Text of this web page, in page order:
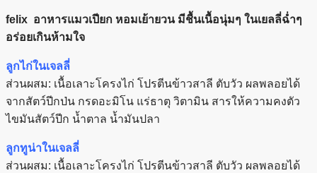
70g.*12
(1โหล)
ชิ้น
felix อาหารแมวเปียก หอมเย้ายวน มีชื้นเนื้อนุ่มๆ ในเยลลี่ฉ่ำๆ
อร่อยเกินห้ามใจ
ลูกไก่ในเจลลี่
ส่วนผสม: เนื้อเลาะโครงไก่ โปรตีนข้าวสาลี ตับวัว ผลพลอยได้
จากสัตว์ปีกป่น กรดอะมิโน แร่ธาตุ วิตามิน สารให้ความคงตัว
ไขมันสัตว์ปีก น้ำตาล น้ำมันปลา
ลูกทูน่าในเจลลี่
ส่วนผสม: เนื้อเลาะโครงไก่ โปรตีนข้าวสาลี ตับวัว ผลพลอยได้